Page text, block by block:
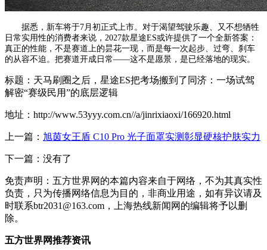
据悉，新车将于7月初正式上市。对于渴望驾驶乐趣、又不想牺牲
日常实用性的消费者来说，2027款星途ES或许提供了一个全新答案：
真正的性能，不是赛道上的昙花一现，而是每一次起步、过弯、刹车
的从容不迫。把赛道开成日常——这不是愿景，是已经落地的现实。
标题：天马刷圈之后，星途ES把考场搬到了同济：一场试驾
解密“赛级民用”的底层逻辑
地址：http://www.53yyy.com.cn//a/jinrixiaoxi/166920.html
上一篇： 旭茵女王盾 C10 Pro 光子面罩实测彰显硬核护肤实力
下一篇：没有了
免责声明：五方世界网的本篇内容来自于网络，不为其真实性
负责，只为传播网络信息为目的，非商业用途，如有异议请及
时联系btr2031@163.com，上海热线新闻网的编辑将予以删
除。
五方世界网推荐资讯